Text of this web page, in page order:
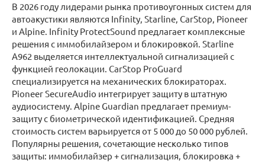
В 2026 году лидерами рынка противоугонных систем для
автоакустики являются Infinity, Starline, CarStop, Pioneer
и Alpine. Infinity ProtectSound предлагает комплексные
решения с иммобилайзером и блокировкой. Starline
A962 выделяется интеллектуальной сигнализацией с
функцией геолокации. CarStop ProGuard
специализируется на механических блокираторах.
Pioneer SecureAudio интегрирует защиту в штатную
аудиосистему. Alpine Guardian предлагает премиум-
защиту с биометрической идентификацией. Средняя
стоимость систем варьируется от 5 000 до 50 000 рублей.
Популярны решения, сочетающие несколько типов
защиты: иммобилайзер + сигнализация, блокировка +